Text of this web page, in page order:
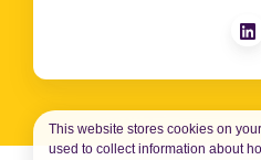
This website stores cookies on
used to collect information about